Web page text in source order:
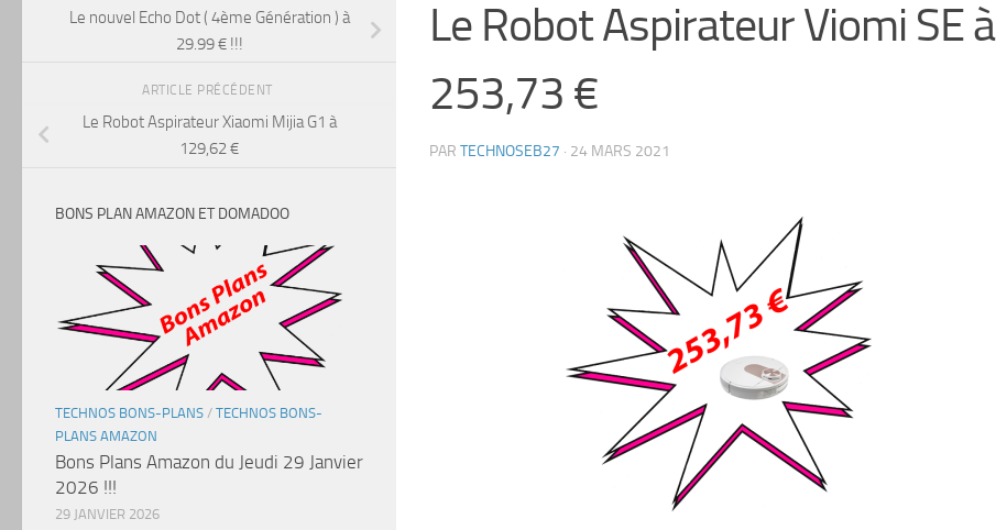
Le Robot Aspirateur Viomi SE à
253,73 €
PAR TECHNOSEB27 · 24 MARS 2021
Le nouvel Echo Dot ( 4ème Génération ) à
29.99 € !!!
ARTICLE PRÉCÉDENT
Le Robot Aspirateur Xiaomi Mijia G1 à
129,62 €
BONS PLAN AMAZON ET DOMADOO
TECHNOS BONS-PLANS / TECHNOS BONS-
PLANS AMAZON
Bons Plans Amazon du Jeudi 29 Janvier
2026 !!!
29 JANVIER 2026